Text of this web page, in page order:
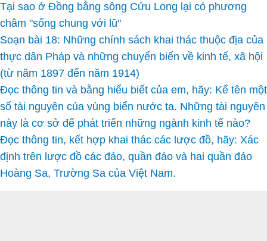
Tại sao ở Đồng bằng sông Cửu Long lại có phương
châm "sống chung với lũ"
Soạn bài 18: Những chính sách khai thác thuộc địa của
thực dân Pháp và những chuyển biến về kinh tế, xã hội
(từ năm 1897 đến năm 1914)
Đọc thông tin và bằng hiểu biết của em, hãy: Kể tên một
số tài nguyên của vùng biển nước ta. Những tài nguyên
này là cơ sở để phát triển những ngành kinh tế nào?
Đọc thông tin, kết hợp khai thác các lược đồ, hãy: Xác
định trên lược đồ các đảo, quần đảo và hai quần đảo
Hoàng Sa, Trường Sa của Việt Nam.